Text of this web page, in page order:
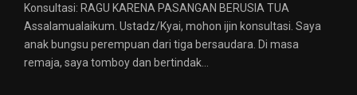
Konsultasi: RAGU KARENA PASANGAN BERUSIA TUA
Assalamualaikum. Ustadz/Kyai, mohon ijin konsultasi. Saya
anak bungsu perempuan dari tiga bersaudara. Di masa
remaja, saya tomboy dan bertindak...